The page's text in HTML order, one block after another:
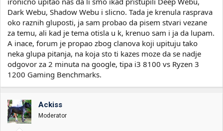
Dark Webu, Shadow Webu i slicno. Tada je krenula rasprava
oko raznih gluposti, ja sam probao da pisem stvari vezane
za temu, ali kad je tema otisla u k, krenuo sam i ja da lupam.
A inace, forum je propao zbog clanova koji upituju tako
neka glupa pitanja, na koja sto ti kazes moze da se nadje
odgovor za 2 minuta na google, tipa i3 8100 vs Ryzen 3
1200 Gaming Benchmarks.
Ackiss
Moderator